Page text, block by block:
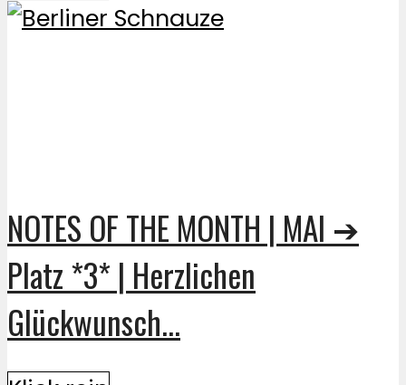
NOTES OF THE MONTH | MAI ➔
Platz *3* | Herzlichen
Glückwunsch...